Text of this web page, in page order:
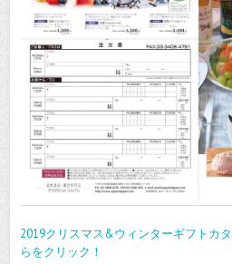
2019クリスマス&ウィンターギフトカ
らをクリック！